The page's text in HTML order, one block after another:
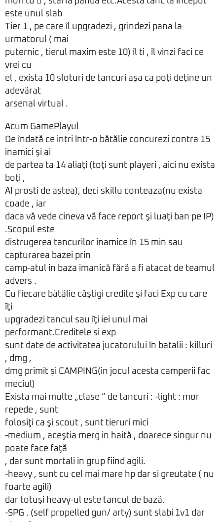
este unul slab
Tier 1 , pe care îl upgradezi , grindezi pana la
urmatorul ( mai
puternic , tierul maxim este 10) îl ti , îl vinzi faci ce
vrei cu
el , exista 10 sloturi de tancuri aşa ca poţi deţine un
adevărat
arsenal virtual .
Acum GamePlayul
De îndată ce intri într-o bătălie concurezi contra 15
inamici şi ai
de partea ta 14 aliaţi (toţi sunt playeri , aici nu exista
boţi ,
AI prosti de astea), deci skillu conteaza(nu exista
coade , iar
daca vă vede cineva vă face report şi luaţi ban pe IP)
.Scopul este
distrugerea tancurilor inamice în 15 min sau
capturarea bazei prin
camp-atul in baza imanică fără a fi atacat de teamul
advers .
Cu fiecare bătălie câştigi credite şi faci Exp cu care
îţi
upgradezi tancul sau îţi iei unul mai
performant.Creditele si exp
sunt date de activitatea jucatorului în batalii : killuri
, dmg ,
dmg primit şi CAMPING(in jocul acesta camperii fac
meciul)
Exista mai multe „clase ” de tancuri : -light : mor
repede , sunt
folosiţi ca şi scout , sunt tieruri mici
-medium , aceştia merg in haită , doarece singur nu
poate face faţă
, dar sunt mortali in grup fiind agili.
-heavy , sunt cu cel mai mare hp dar si greutate ( nu
foarte agili)
dar totuşi heavy-ul este tancul de bază.
-SPG . (self propelled gun/ arty) sunt slabi 1v1 dar